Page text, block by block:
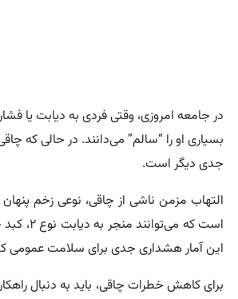
در جامعه امروزی، وقتی فردی به دیابت یا
بسیاری او را “سالم” می‌دانند. در حالی که
جدی دیگر است.
التهاب مزمن ناشی از چاقی، نوعی زخم
این آمار هشداری جدی برای سلامت عمومی
برای کاهش خطرات چاقی، باید به دنبال